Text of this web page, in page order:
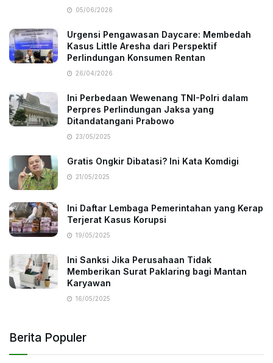
05/06/2026
Urgensi Pengawasan Daycare: Membedah
Kasus Little Aresha dari Perspektif
Perlindungan Konsumen Rentan
26/04/2026
Ini Perbedaan Wewenang TNI-Polri dalam
Perpres Perlindungan Jaksa yang
Ditandatangani Prabowo
23/05/2025
Gratis Ongkir Dibatasi? Ini Kata Komdigi
21/05/2025
Ini Daftar Lembaga Pemerintahan yang Kerap
Terjerat Kasus Korupsi
19/05/2025
Ini Sanksi Jika Perusahaan Tidak
Memberikan Surat Paklaring bagi Mantan
Karyawan
16/05/2025
Berita Populer